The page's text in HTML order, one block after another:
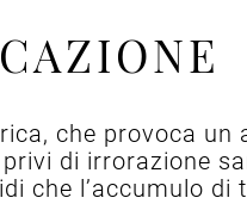
che provoca un
di irrorazione
che l’accumulo di